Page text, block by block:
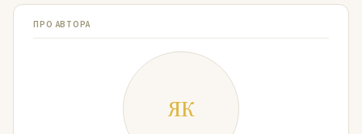
ПРО АВТОРА
ЯК